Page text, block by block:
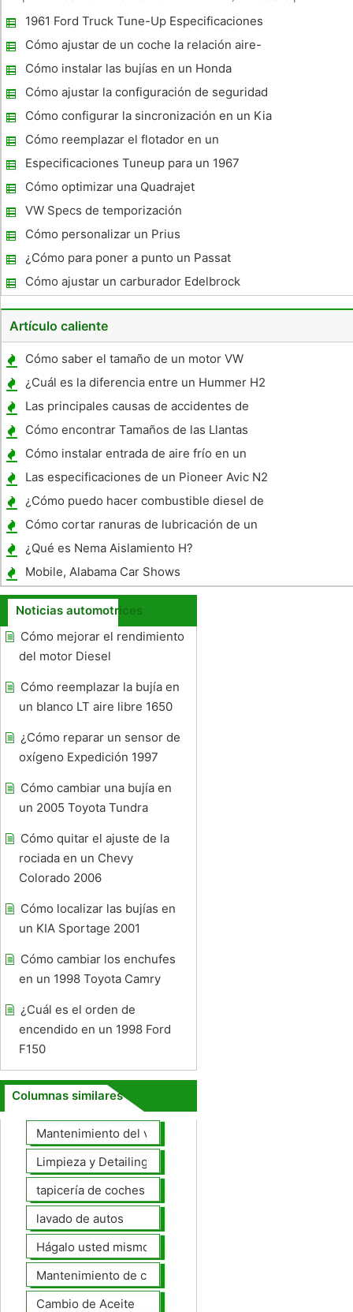
fluidos y en la mayoría de los coches, como el Dodge Stratus
2006,
1961 Ford Truck Tune-Up Especificaciones
Cómo ajustar de un coche la relación aire-
combustible
Cómo instalar las bujías en un Honda
Accord 2002
Cómo ajustar la configuración de seguridad
de un Honda Accord 4 cilindros 98
Cómo configurar la sincronización en un Kia
Sportage 1997
Cómo reemplazar el flotador en un
Quadrajet
Especificaciones Tuneup para un 1967
Pontiac 326 CI
Cómo optimizar una Quadrajet
VW Specs de temporización
Cómo personalizar un Prius
¿Cómo para poner a punto un Passat
Cómo ajustar un carburador Edelbrock
Artículo caliente
Cómo saber el tamaño de un motor VW
¿Cuál es la diferencia entre un Hummer H2
y H3?
Las principales causas de accidentes de
motos
Cómo encontrar Tamaños de las Llantas
Originales
Cómo instalar entrada de aire frío en un
2000 Ford F-150
Las especificaciones de un Pioneer Avic N2
¿Cómo puedo hacer combustible diesel de
Ag productos?
Cómo cortar ranuras de lubricación de un
rodamiento
¿Qué es Nema Aislamiento H?
Mobile, Alabama Car Shows
Noticias automotrices
Cómo mejorar el rendimiento
del motor Diesel
Cómo reemplazar la bujía en
un blanco LT aire libre 1650
¿Cómo reparar un sensor de
oxígeno Expedición 1997
Cómo cambiar una bujía en
un 2005 Toyota Tundra
Cómo quitar el ajuste de la
rociada en un Chevy
Colorado 2006
Cómo localizar las bujías en
un KIA Sportage 2001
Cómo cambiar los enchufes
en un 1998 Toyota Camry
¿Cuál es el orden de
encendido en un 1998 Ford
F150
Columnas similares
Mantenimiento del vehículo
Limpieza y Detailing
tapicería de coches
lavado de autos
Hágalo usted mismo Mantenimiento de Automotores
Mantenimiento de coches General
Cambio de Aceite